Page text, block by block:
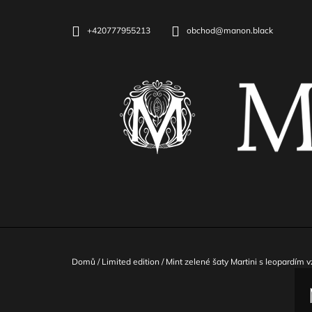
+420777955213 obchod@manon.black
Domů / Limited edition / Mint zelené šaty Martini s leopardím